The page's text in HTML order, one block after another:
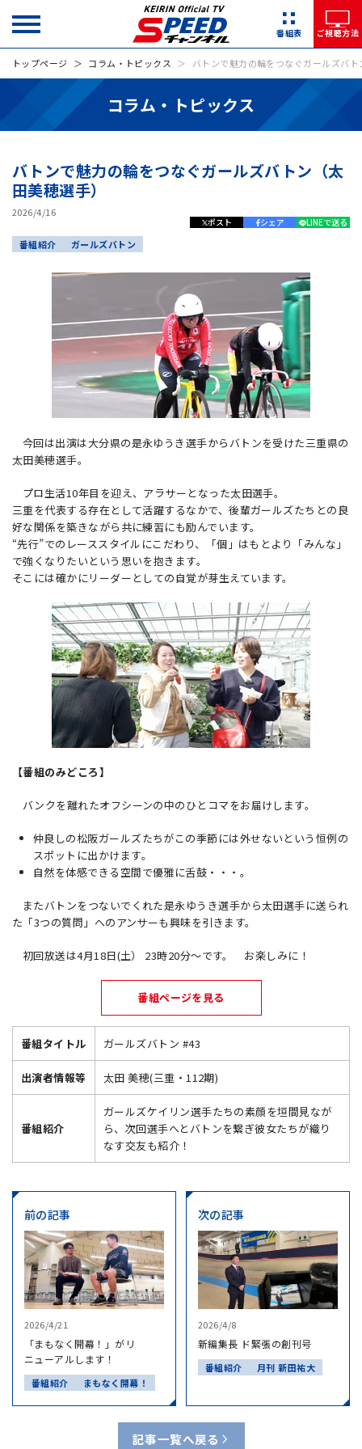
番組表 ご視聴方法
トップページ コラム・トピックス バトンで魅力の輪をつなぐガールズバ
コラム・トピックス
バトンで魅力の輪をつなぐガールズバトン（太
田美穂選手）
2026/4/16
ポスト シェア LINEで送る
番組紹介 ガールズバトン
今回は出演は大分県の是永ゆうき選手からバトンを受けた三重県の
太田美穂選手。
プロ生活10年目を迎え、アラサーとなった太田選手。
三重を代表する存在として活躍するなかで、後輩ガールズたちとの良
好な関係を築きながら共に練習にも励んでいます。
“先行”でのレーススタイルにこだわり、「個」はもとより「みんな」
で強くなりたいという思いを抱きます。
そこには確かにリーダーとしての自覚が芽生えています。
【番組のみどころ】
バンクを離れたオフシーンの中のひとコマをお届けします。
仲良しの松阪ガールズたちがこの季節には外せないという恒例の
スポットに出かけます。
自然を体感できる空間で優雅に舌鼓・・・。
またバトンをつないでくれた是永ゆうき選手から太田選手に送られ
た「3つの質問」へのアンサーも興味を引きます。
初回放送は4月18日(土） 23時20分～です。 お楽しみに！
番組ページを見る
番組タイトル ガールズバトン #43
出演者情報等 太田 美穂(三重・112期)
番組紹介
ガールズケイリン選手たちの素顔を垣間見なが
ら、次回選手へとバトンを繋ぎ彼女たちが織り
なす交友も紹介！
前の記事
2026/4/21
「まもなく開幕！」がリ
ニューアルします！
番組紹介 まもなく開幕！
次の記事
2026/4/8
新編集長 ド緊張の創刊号
番組紹介 月刊 新田祐大
記事一覧へ戻る